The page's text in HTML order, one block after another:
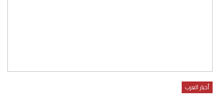
أخبار العرب